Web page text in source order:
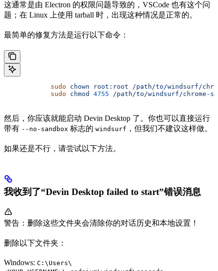
这通常是由 Electron 的权限问题导致的，VSCode 也有这个问
题；在 Linux 上使用 tarball 时，出现这种情况是正常的。
最简单的修复方法是运行以下命令：
            sudo
chown root:root /path/to/windsurf/
            sudo
chmod 4755 /path/to/windsurf/chrome-
然后，你应该就能启动 Devin Desktop 了。你也可以直接运行
带有 --no-sandbox 标志的 windsurf ，但我们不建议这样做。
如果还是不行，请尝试以下方法。
我收到了“Devin Desktop failed to start”错误消息
警告：删除这些文件夹会清除你的对话历史和本地设置！
删除以下文件夹：
Windows: C:\Users\